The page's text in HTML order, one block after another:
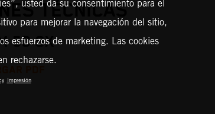
TÉCNICAS
50 SX
usted da su consentimiento para el
para mejorar la navegación del sitio,
esfuerzos de marketing. Las cookies
rechazarse.
Impresión